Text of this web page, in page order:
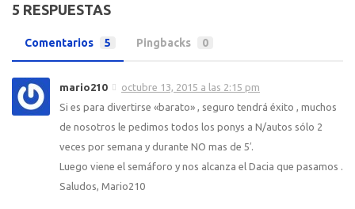
5 RESPUESTAS
Comentarios 5 Pingbacks 0
mario210
octubre 13, 2015 a las 2:15 pm
Si es para divertirse «barato» , seguro tendrá éxito , muchos
de nosotros le pedimos todos los ponys a N/autos sólo 2
veces por semana y durante NO mas de 5′.
Luego viene el semáforo y nos alcanza el Dacia que pasamos .
Saludos, Mario210